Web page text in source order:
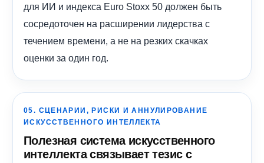
для ИИ и индекса Euro Stoxx 50 должен быть
сосредоточен на расширении лидерства с
течением времени, а не на резких скачках
оценки за один год.
05. СЦЕНАРИИ, РИСКИ И АННУЛИРОВАНИЕ
ИСКУССТВЕННОГО ИНТЕЛЛЕКТА
Полезная система искусственного
интеллекта связывает тезис с